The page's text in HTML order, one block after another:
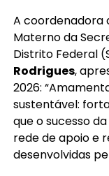
A coordenadora
Materno da
Distrito Federal
Rodrigues,
2026:
sustentável:
que o sucesso
rede de apoio e
desenvolvidas